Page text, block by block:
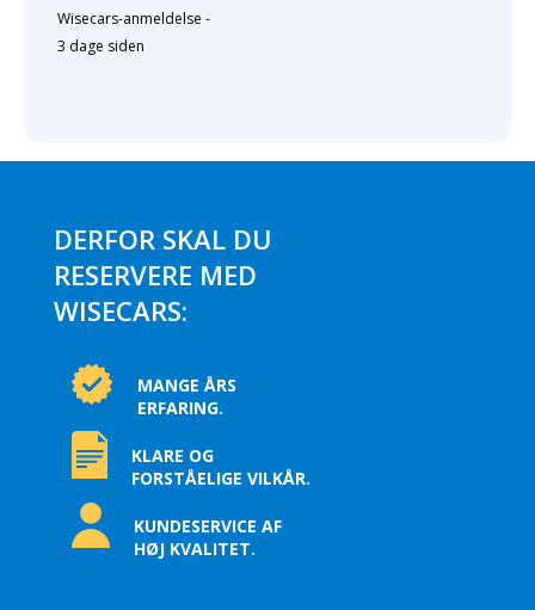
Wisecars-anmeldelse -
3 dage siden
DERFOR SKAL DU
RESERVERE MED
WISECARS:
MANGE ÅRS
ERFARING.
KLARE OG
FORSTÅELIGE VILKÅR.
KUNDESERVICE AF
HØJ KVALITET.